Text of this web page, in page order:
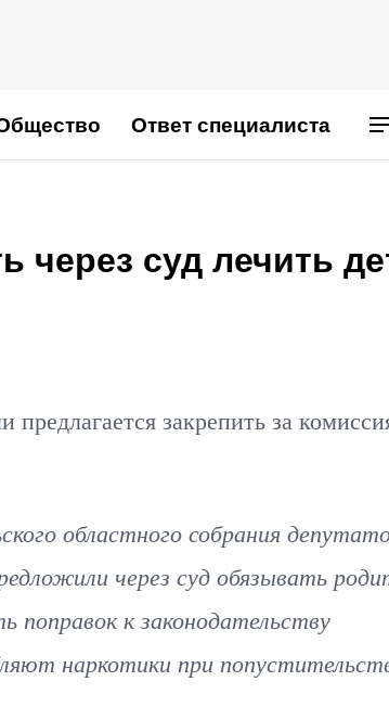
Ответ специалиста
через суд лечить
закрепить за
областного собрания
через суд обязывать
поправок к законодательству
наркотики при